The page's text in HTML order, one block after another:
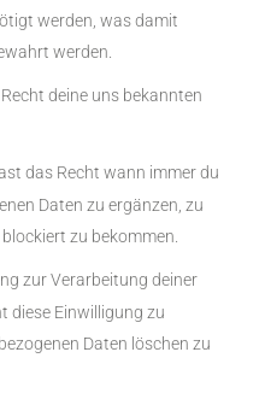
werden, was damit
werden.
deine uns bekannten
das Recht wann immer du
Daten zu ergänzen, zu
zu bekommen.
zur Verarbeitung deiner
diese Einwilligung zu
Daten löschen zu